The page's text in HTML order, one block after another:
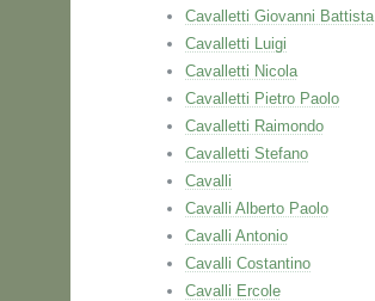
Cavalletti Giovanni Battista
Cavalletti Luigi
Cavalletti Nicola
Cavalletti Pietro Paolo
Cavalletti Raimondo
Cavalletti Stefano
Cavalli
Cavalli Alberto Paolo
Cavalli Antonio
Cavalli Costantino
Cavalli Ercole